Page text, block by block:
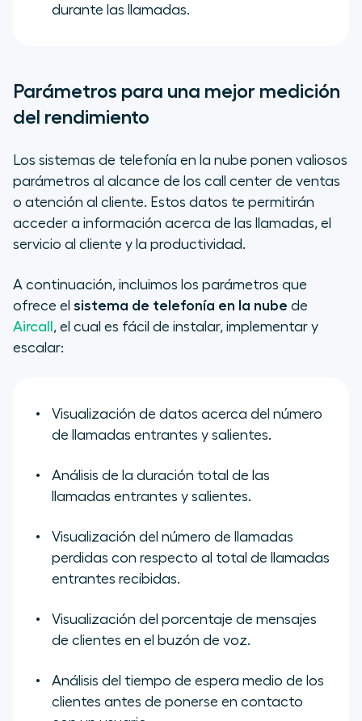
durante las llamadas.
Parámetros para una mejor medición
del rendimiento
Los sistemas de telefonía en la nube ponen valiosos
parámetros al alcance de los call center de ventas
o atención al cliente. Estos datos te permitirán
acceder a información acerca de las llamadas, el
servicio al cliente y la productividad.
A continuación, incluimos los parámetros que
ofrece el sistema de telefonía en la nube de
Aircall , el cual es fácil de instalar, implementar y
escalar:
Visualización de datos acerca del número
de llamadas entrantes y salientes.
Análisis de la duración total de las
llamadas entrantes y salientes.
Visualización del número de llamadas
perdidas con respecto al total de llamadas
entrantes recibidas.
Visualización del porcentaje de mensajes
de clientes en el buzón de voz.
Análisis del tiempo de espera medio de los
clientes antes de ponerse en contacto